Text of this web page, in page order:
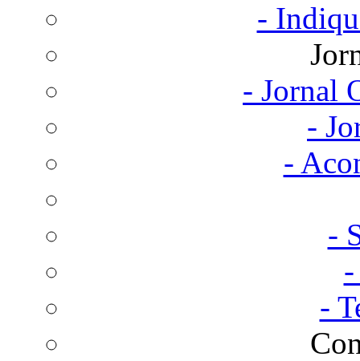
-
- Jornal
-
-
-
-